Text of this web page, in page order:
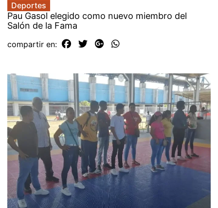
Deportes
Pau Gasol elegido como nuevo miembro del
Salón de la Fama
compartir en: